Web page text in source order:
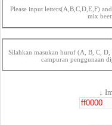
Please input letters(A,B,C,D,E,F)
mix
Silahkan masukan huruf (A, B, C,
campuran penggunaan
↓